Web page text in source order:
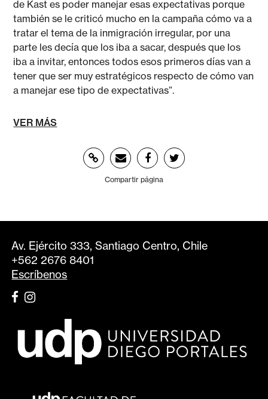
de Kast es poder manejar esas expectativas porque
también se le criticó mucho en la campaña cómo va a
tratar el tema de la inmigración irregular, por una
parte les decía que los iba a sacar, después que los
iba a invitar, entonces todos esos primeros días van a
tener que ser muy estratégicos respecto de cómo van
a manejar ese tipo de expectativas”.
VER MÁS
Compartir página
Av. Ejército 333, Santiago Centro, Chile
+562 2676 8401
Escríbenos